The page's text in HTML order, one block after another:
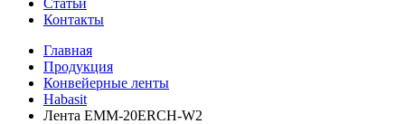
Статьи
Контакты
Главная
Продукция
Конвейерные ленты
Habasit
Лента EMM-20ERCH-W2